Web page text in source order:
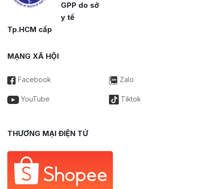
GPP do sở
y tế
Tp.HCM cấp
MẠNG XÃ HỘI
Facebook Zalo
YouTube Tiktok
THƯƠNG MẠI ĐIỆN TỬ